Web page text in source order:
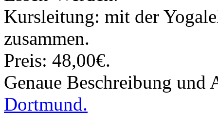
Kursleitung: mit der
zusammen.
Preis: 48,00€.
Genaue Beschreibung
Dortmund.